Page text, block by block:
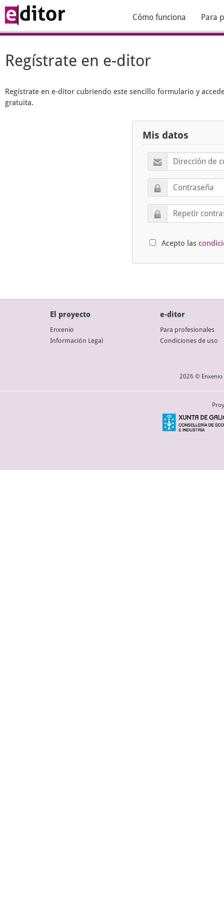
Cómo funciona Para
Regístrate en e-ditor
Regístrate en e-ditor cubriendo este sencillo formulario y
gratuita.
Mis datos
Acepto las
El proyecto
Enxenio
Información Legal
e-ditor
Para profesionales
Condiciones de uso
2026 © Enxenio